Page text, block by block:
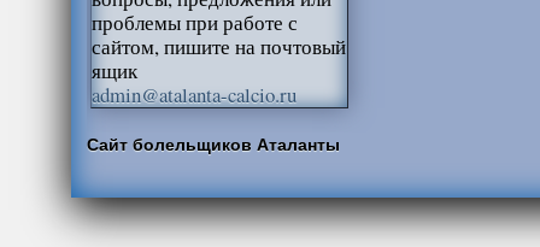
проблемы при работе с
сайтом, пишите на почтовый
ящик
admin@atalanta-calcio.ru
Сайт болельщиков Аталанты